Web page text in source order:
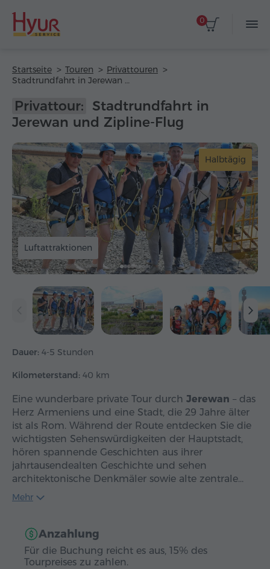
0
Startseite Touren
Privattouren
Stadtrundfahrt in Jerewan und Zipline-Flug
Privattour: Stadtrundfahrt in
Jerewan und Zipline-Flug
Halbtägig
Luftattraktionen
Dauer: 4-5 Stunden
Kilometerstand: 40 km
Eine wunderbare private Tour durch Jerewan – das
Herz Armeniens und eine Stadt, die 29 Jahre älter
ist als Rom. Während der Route entdecken Sie die
wichtigsten Sehenswürdigkeiten der Hauptstadt,
hören spannende Geschichten aus ihrer
jahrtausendealten Geschichte und sehen
architektonische Denkmäler sowie alte zentrale…
Mehr
Anzahlung
Für die Buchung reicht es aus, 15% des
Tourpreises zu zahlen.